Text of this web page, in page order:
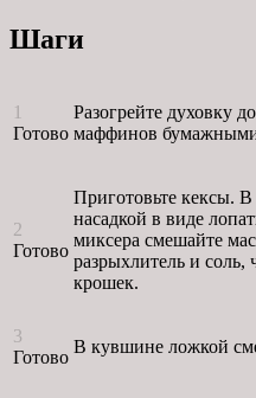
Шаги
1
Готово
Разогрейте духовку
маффинов
2
Готово
Приготовьте кексы.
насадкой в виде
миксера смешайте
разрыхлитель и соль,
крошек.
3
Готово
В кувшине ложкой